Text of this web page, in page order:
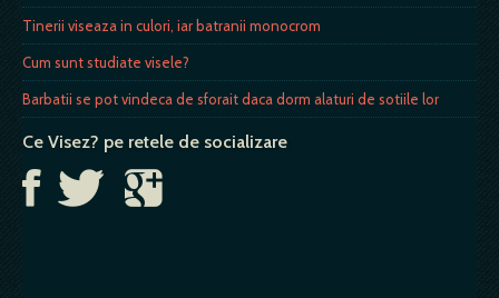
Tinerii viseaza in culori, iar batranii monocrom
Cum sunt studiate visele?
Barbatii se pot vindeca de sforait daca dorm alaturi de sotiile lor
Ce Visez? pe retele de socializare